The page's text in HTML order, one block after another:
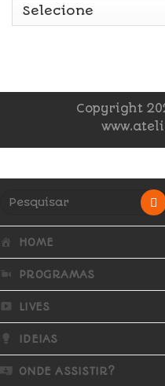
Copyright
HOME
PROGRAMAS
LIVES
IDEIAS
ONDE ASSISTIR?